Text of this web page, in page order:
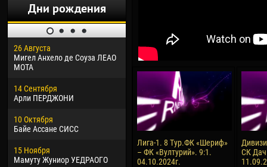
Дни рождения
26 Августа
Мигел Анхело де Соуза ЛЕАО
МОТА
14 Сентября
Арли ПЕРДЖОНИ
10 Октября
Байе Ассане СИСС
15 Ноября
Мамуту Жуниор УЕДРАОГО
30 Января
Дорасо Морео КЛАС
24 Февраля
Владислав КОСТИН
02 Марта
Вячеслав КОЗМА
09 Марта
Эммануэль АФЕТСЕ
04
13
24
15
Лига-1. 8 Тур.ФК «Шериф»
– ФК «Вултурий». 9:1.
04.10.2024г.
СК